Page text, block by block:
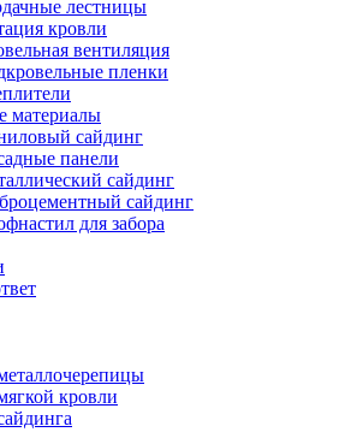
лестницы
кровли
вентиляция
пленки
материалы
сайдинг
панели
сайдинг
сайдинг
для забора
кровли